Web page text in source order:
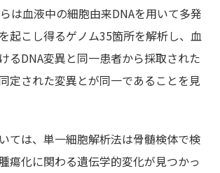
は血液中の細胞由来DNAを用いて多発
起こし得るゲノム35箇所を解析し、血
るDNA変異と同一患者から採取された
定された変異とが同一であることを見
ては、単一細胞解析法は骨髄検体で検
瘍化に関わる遺伝学的変化が見つかっ